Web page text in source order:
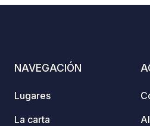
NAVEGACIÓN
Lugares
La carta